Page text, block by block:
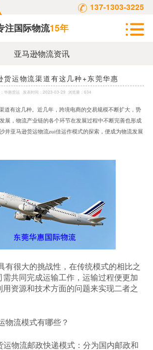
137-1303-3225
注国际物流15年
亚马逊物流资讯
货运物流渠道有这几种+东莞华惠
华惠货运 发表时间： 2023-03-29 浏览量：634
道有这几种。近几年，跨境电商的交易规模不断扩大，势
展，物流产业链的各个环节在发展过程中不断完善也形成
井亚马逊货运物流zui佳运作模式的探索，便成为物流发展
有很大的挑战性，在传统模式的相比之
需共同完成运输工作，运输过程便更加
资源和技术方面的问题来实现二者之
物流模式有哪些？
运物流邮政快递模式：分为国内邮政和